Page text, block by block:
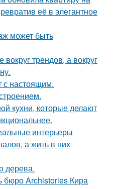
её в элегантное
может быть
вокруг трендов, а вокруг
с настоящим.
кухни, которые делают
интерьеры
а жить в них
дерева.
бюро Archistories Кира